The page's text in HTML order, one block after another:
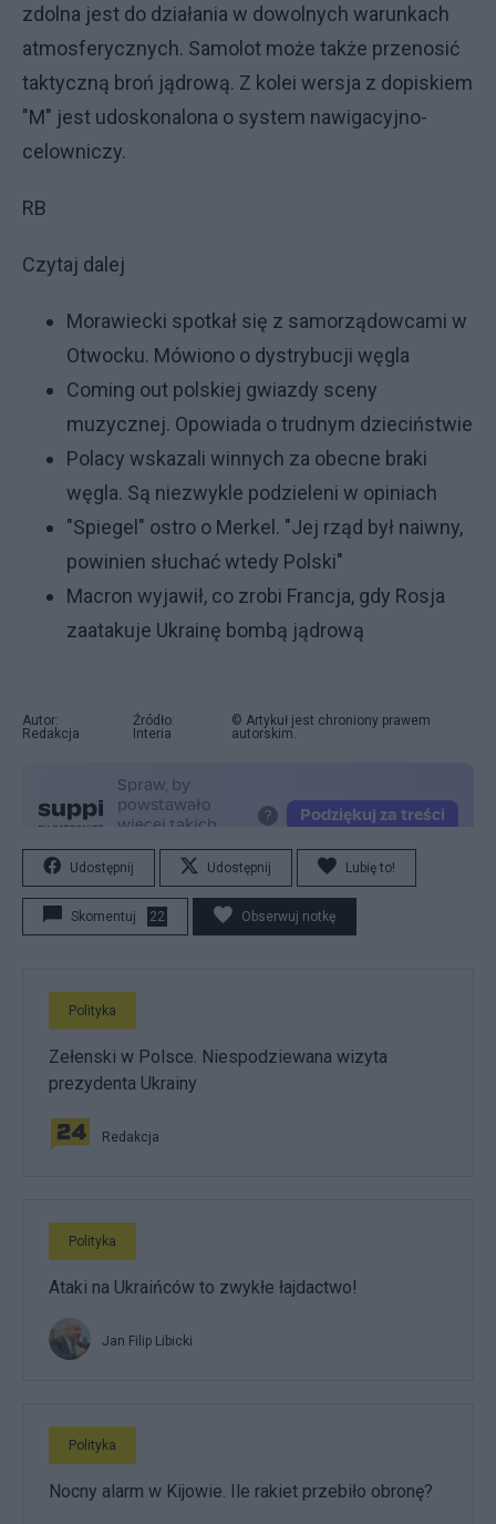
zdolna jest do działania w dowolnych warunkach
atmosferycznych. Samolot może także przenosić
taktyczną broń jądrową. Z kolei wersja z dopiskiem
"M" jest udoskonalona o system nawigacyjno-
celowniczy.
RB
Czytaj dalej
Morawiecki spotkał się z samorządowcami w
Otwocku. Mówiono o dystrybucji węgla
Coming out polskiej gwiazdy sceny
muzycznej. Opowiada o trudnym dzieciństwie
Polacy wskazali winnych za obecne braki
węgla. Są niezwykle podzieleni w opiniach
"Spiegel" ostro o Merkel. "Jej rząd był naiwny,
powinien słuchać wtedy Polski"
Macron wyjawił, co zrobi Francja, gdy Rosja
zaatakuje Ukrainę bombą jądrową
Autor:
Redakcja
Źródło:
Interia
© Artykuł jest chroniony prawem
autorskim.
Udostępnij Udostępnij Lubię to!
Skomentuj 22 Obserwuj notkę
Polityka
Zełenski w Polsce. Niespodziewana wizyta
prezydenta Ukrainy
Redakcja
Polityka
Ataki na Ukraińców to zwykłe łajdactwo!
Jan Filip Libicki
Polityka
Nocny alarm w Kijowie. Ile rakiet przebiło obronę?